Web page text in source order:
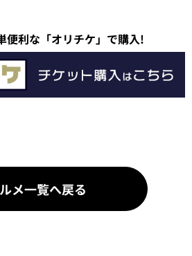
便利な「オリチケ」で購入!
メ一覧へ戻る